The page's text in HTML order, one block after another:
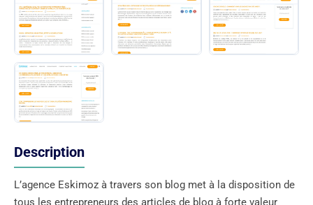
Description
L’agence Eskimoz à travers son blog met à la disposition de
tous les entrepreneurs des articles de blog à forte valeur